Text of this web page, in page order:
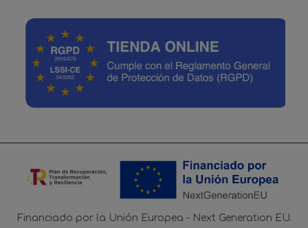
Financiado por la Unión Europea - Next Generation EU.